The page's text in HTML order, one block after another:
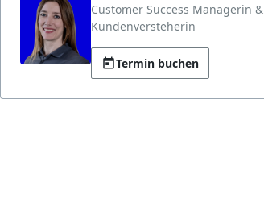
Customer Success Managerin &
Kundenversteherin
Termin buchen